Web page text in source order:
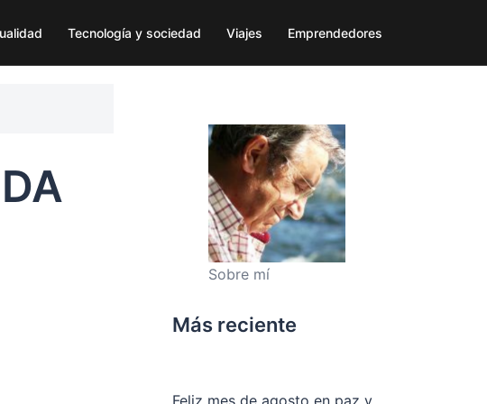
Tecnología y sociedad Viajes Emprendedores
Sobre mí
Más reciente
Feliz mes de agosto en paz y